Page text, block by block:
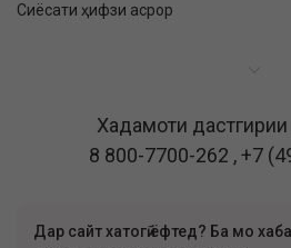
Сиёсати ҳифзи асрор
Хадамоти
8 800-7700-262 ,+7
Дар сайт хатогӣ ёфтед? Ба мо